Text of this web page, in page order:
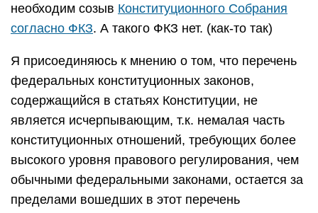
необходим созыв Конституционного Собрания
согласно ФКЗ. А такого ФКЗ нет. (как-то так)
Я присоединяюсь к мнению о том, что перечень
федеральных конституционных законов,
содержащийся в статьях Конституции, не
является исчерпывающим, т.к. немалая часть
конституционных отношений, требующих более
высокого уровня правового регулирования, чем
обычными федеральными законами, остается за
пределами вошедших в этот перечень